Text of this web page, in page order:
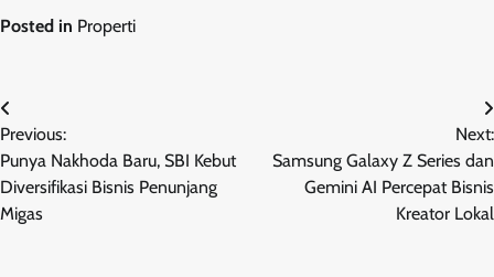
Posted in Properti
Navigasi
pos
Previous:
Punya Nakhoda Baru, SBI Kebut
Diversifikasi Bisnis Penunjang
Migas
Next:
Samsung Galaxy Z Series dan
Gemini AI Percepat Bisnis
Kreator Lokal